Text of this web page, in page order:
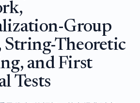
Group
String-Theoretic
and First
Tests